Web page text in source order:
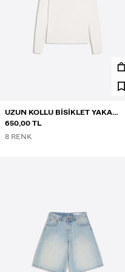
UZUN KOLLU BISIKLET YAKA
TIŞÖRT
650,00 TL
8 RENK